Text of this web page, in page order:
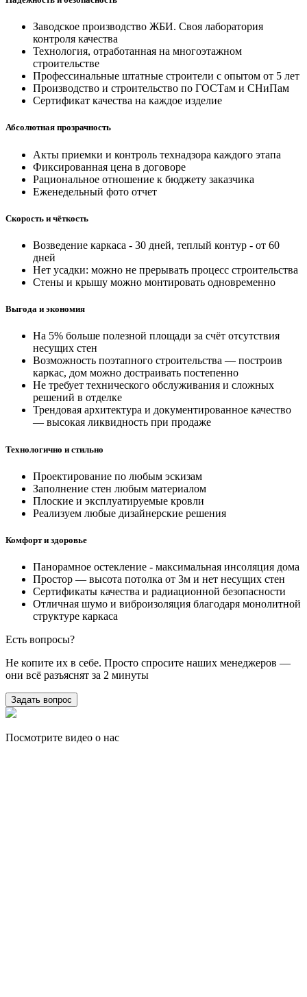
Заводское производство ЖБИ. Своя лаборатория
контроля качества
Технология, отработанная на многоэтажном
строительстве
Профессинальные штатные строители с опытом от 5 лет
Производство и строительство по ГОСТам и СНиПам
Сертификат качества на каждое изделие
Абсолютная прозрачность
Акты приемки и контроль технадзора каждого этапа
Фиксированная цена в договоре
Рациональное отношение к бюджету заказчика
Еженедельный фото отчет
Скорость и чёткость
Возведение каркаса - 30 дней, теплый контур - от 60
дней
Нет усадки: можно не прерывать процесс строительства
Стены и крышу можно монтировать одновременно
Выгода и экономия
На 5% больше полезной площади за счёт отсутствия
несущих стен
Возможность поэтапного строительства — построив
каркас, дом можно достраивать постепенно
Не требует технического обслуживания и сложных
решений в отделке
Трендовая архитектура и документированное качество
— высокая ликвидность при продаже
Технологично и стильно
Проектирование по любым эскизам
Заполнение стен любым материалом
Плоские и эксплуатируемые кровли
Реализуем любые дизайнерские решения
Комфорт и здоровье
Панорамное остекление - максимальная инсоляция дома
Простор — высота потолка от 3м и нет несущих стен
Сертификаты качества и радиационной безопасности
Отличная шумо и виброизоляция благодаря монолитной
структуре каркаса
Есть вопросы?
Не копите их в себе. Просто спросите наших менеджеров —
они всё разъяснят за 2 минуты
Задать вопрос
Посмотрите видео о нас